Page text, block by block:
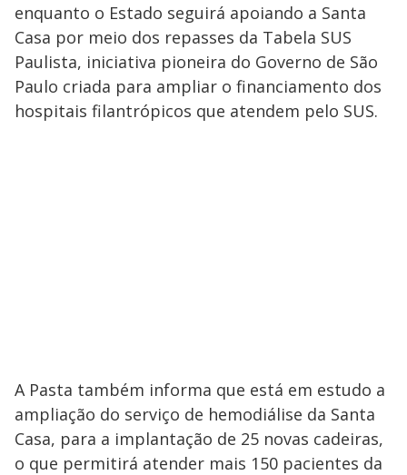
enquanto o Estado seguirá apoiando a Santa
Casa por meio dos repasses da Tabela SUS
Paulista, iniciativa pioneira do Governo de São
Paulo criada para ampliar o financiamento dos
hospitais filantrópicos que atendem pelo SUS.
A Pasta também informa que está em estudo a
ampliação do serviço de hemodiálise da Santa
Casa, para a implantação de 25 novas cadeiras,
o que permitirá atender mais 150 pacientes da